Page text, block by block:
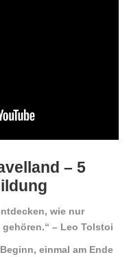
– 5
wie nur
– Leo Tolstoi
einmal am Ende